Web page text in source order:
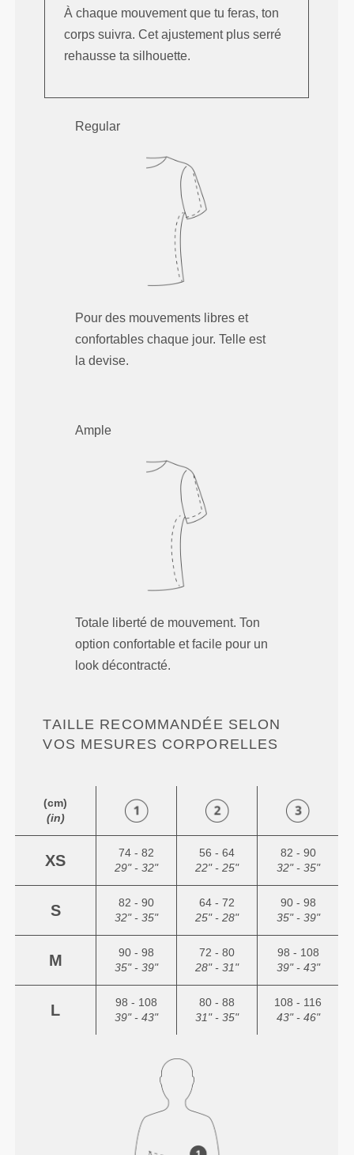
À chaque mouvement que tu feras, ton
corps suivra. Cet ajustement plus serré
rehausse ta silhouette.
Regular
Pour des mouvements libres et
confortables chaque jour. Telle est
la devise.
Ample
Totale liberté de mouvement. Ton
option confortable et facile pour un
look décontracté.
TAILLE RECOMMANDÉE SELON
VOS MESURES CORPORELLES
(cm)
(in)
XS
74 - 82
29" - 32"
56 - 64
22" - 25"
82 - 90
32" - 35"
S
82 - 90
32" - 35"
64 - 72
25" - 28"
90 - 98
35" - 39"
M
90 - 98
35" - 39"
72 - 80
28" - 31"
98 - 108
39" - 43"
L
98 - 108
39" - 43"
80 - 88
31" - 35"
108 - 116
43" - 46"